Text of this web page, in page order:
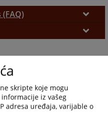
skripte koje mogu
iz vašeg
adresa uređaja, varijable o